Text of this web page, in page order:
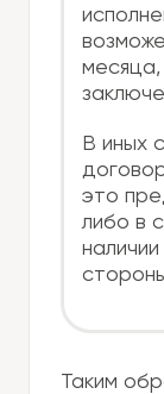
месяца,
В иных
это
либо в
Таким